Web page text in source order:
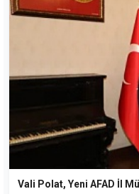
Vali Polat, Yeni AFAD İl